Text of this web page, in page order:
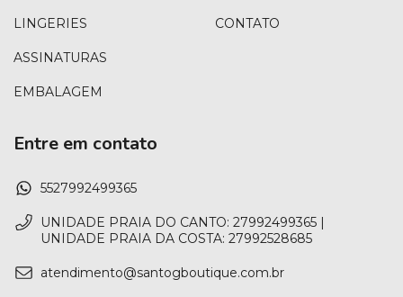
LINGERIES
ASSINATURAS
EMBALAGEM
CONTATO
Entre em contato
5527992499365
UNIDADE PRAIA DO CANTO: 27992499365 |
UNIDADE PRAIA DA COSTA: 27992528685
atendimento@santogboutique.com.br